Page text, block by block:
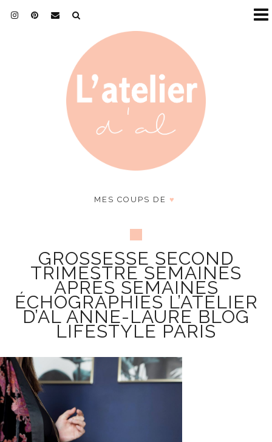
MES COUPS DE ♥
GROSSESSE SECOND
TRIMESTRE SEMAINES
APRÈS SEMAINES
ÉCHOGRAPHIES L’ATELIER
D’AL ANNE-LAURE BLOG
LIFESTYLE PARIS